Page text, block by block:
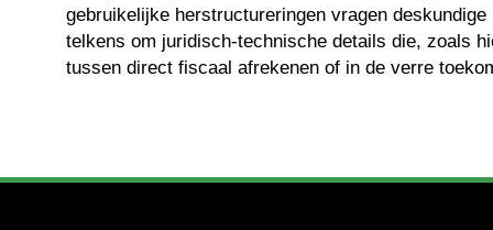
gebruikelijke herstructureringen vragen deskundige
telkens om juridisch-technische details die, zoals
tussen direct fiscaal afrekenen of in de verre